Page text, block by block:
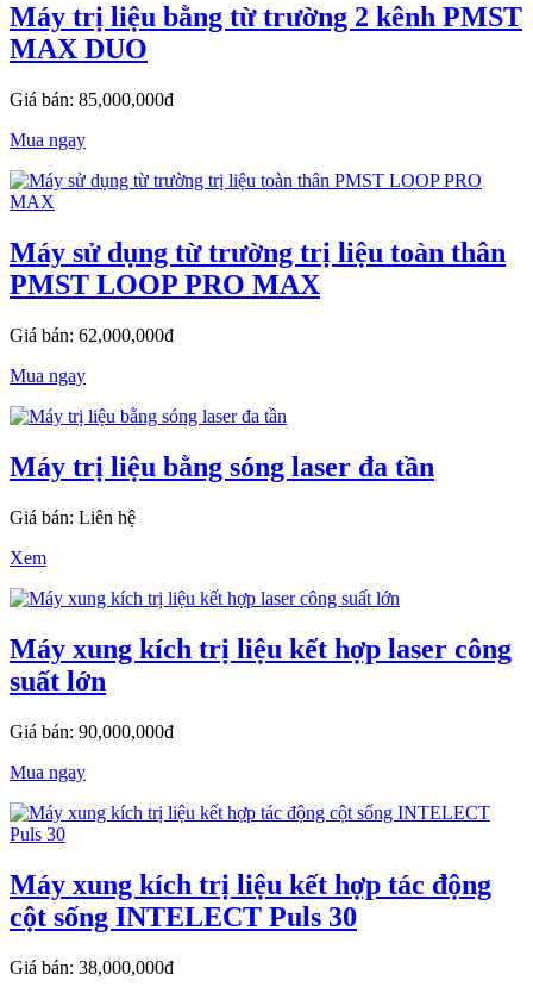
Máy trị liệu bằng từ trường 2 kênh PMST
MAX DUO
Giá bán: 85,000,000đ
Mua ngay
Máy sử dụng từ trường trị liệu toàn thân
PMST LOOP PRO MAX
Giá bán: 62,000,000đ
Mua ngay
Máy trị liệu bằng sóng laser đa tần
Giá bán: Liên hệ
Xem
Máy xung kích trị liệu kết hợp laser công
suất lớn
Giá bán: 90,000,000đ
Mua ngay
Máy xung kích trị liệu kết hợp tác động
cột sống INTELECT Puls 30
Giá bán: 38,000,000đ